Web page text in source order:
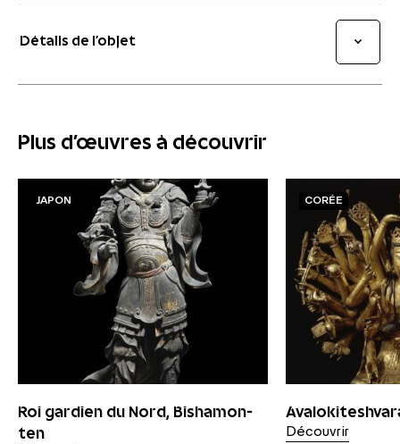
Détails de l’objet
Plus d'œuvres à découvrir
JAPON
Roi gardien du Nord, Bishamon-
ten
CORÉE
Découvrir